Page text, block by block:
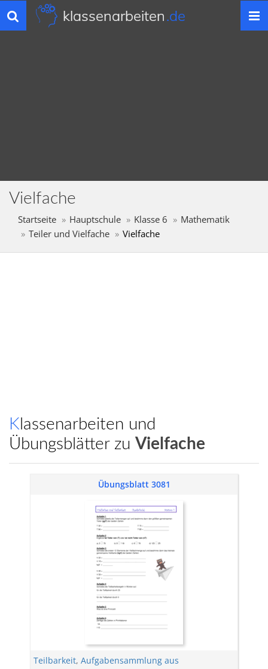
Toggle
navigation
klassenarbeiten.de
Vielfache
Startseite Hauptschule Klasse 6
Mathematik
Teiler und Vielfache
Vielfache
Klassenarbeiten und
Übungsblätter zu Vielfache
Übungsblatt 3081
Teilbarkeit, Aufgabensammlung aus